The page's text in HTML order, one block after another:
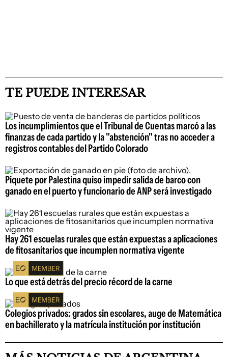
TE PUEDE INTERESAR
Los incumplimientos que el Tribunal de Cuentas marcó a las
finanzas de cada partido y la "abstención" tras no acceder a
registros contables del Partido Colorado
Piquete por Palestina quiso impedir salida de barco con
ganado en el puerto y funcionario de ANP será investigado
Hay 261 escuelas rurales que están expuestas a aplicaciones
de fitosanitarios que incumplen normativa vigente
Lo que está detrás del precio récord de la carne
Colegios privados: grados sin escolares, auge de Matemática
en bachillerato y la matrícula institución por institución